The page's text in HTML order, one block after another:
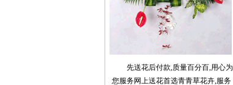
先送花后付款,质量百分百,用心为
您服务网上送花首选青青草花卉,服务